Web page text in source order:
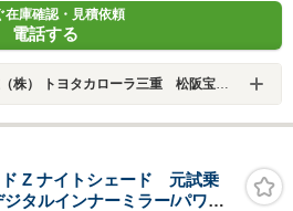
在庫確認・見積依頼
電話する
株） トヨタカローラ三重 松阪宝塚店
Z ナイトシェード 元試乗
タルインナーミラー/パワー